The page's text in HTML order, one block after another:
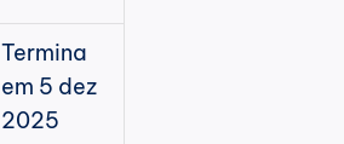
Termina
em 5 dez
2025